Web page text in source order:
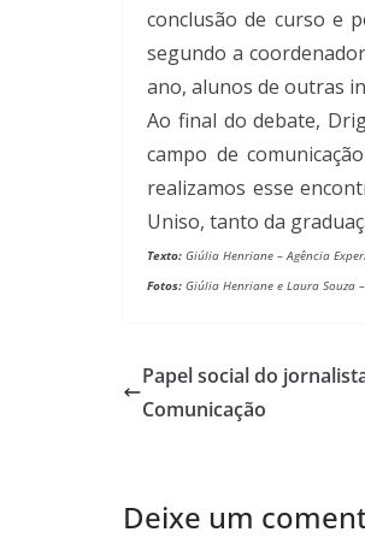
conclusão de curso e
segundo a
ano, alunos de outras
Ao final do debate,
campo de
realizamos esse
Uniso, tanto da
Texto: Giúlia Henriane –Agência
Fotos: Giúlia Henriane e Laura Souza
Papel social do
Comunicação
Deixe um